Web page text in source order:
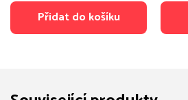
Přidat do košíku